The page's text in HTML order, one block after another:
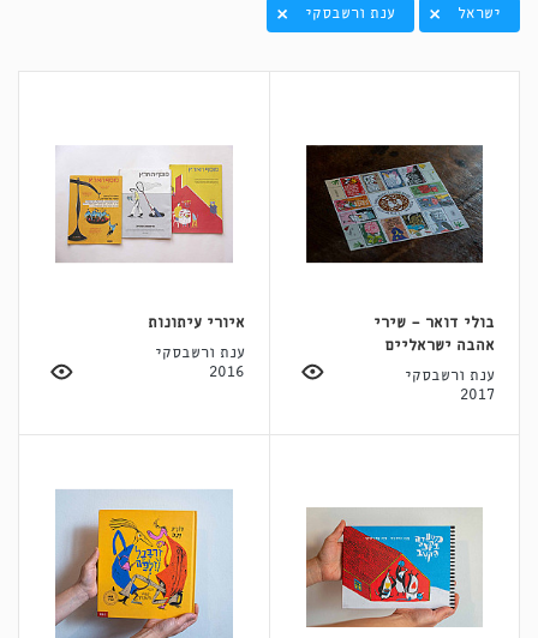
ישראל ענת ורשבסקי
בולי דואר - שירי
אהבה ישראליים
ענת ורשבסקי
2017
איורי עיתונות
ענת ורשבסקי
2016